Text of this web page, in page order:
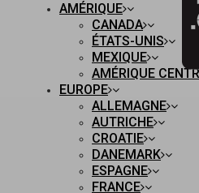
AMÉRIQUE
CANADA
ÉTATS-UNIS
MEXIQUE
AMÉRIQUE
EUROPE
ALLEMAGNE
AUTRICHE
CROATIE
DANEMARK
ESPAGNE
FRANCE